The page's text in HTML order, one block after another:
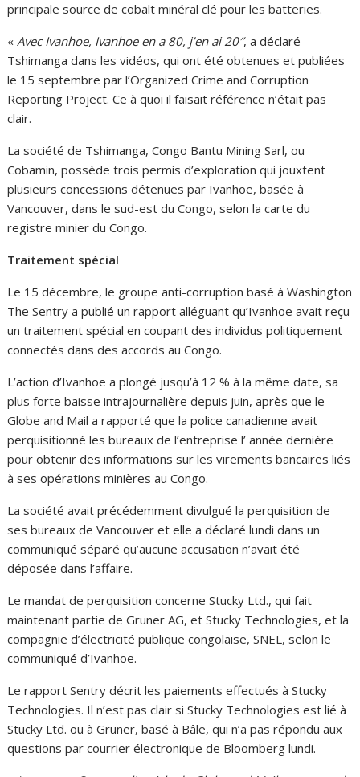
principale source de cobalt minéral clé pour les batteries.
«Avec Ivanhoe, Ivanhoe en a 80, j’en ai 20″, a déclaré
Tshimanga dans les vidéos, qui ont été obtenues et publiées
le 15 septembre par l’Organized Crime and Corruption
Reporting Project. Ce à quoi il faisait référence n’était pas
clair.
La société de Tshimanga, Congo Bantu Mining Sarl, ou
Cobamin, possède trois permis d’exploration qui jouxtent
plusieurs concessions détenues par Ivanhoe, basée à
Vancouver, dans le sud-est du Congo, selon la carte du
registre minier du Congo.
Traitement spécial
Le 15 décembre, le groupe anti-corruption basé à Washington
The Sentry a publié un rapport alléguant qu’Ivanhoe avait reçu
un traitement spécial en coupant des individus politiquement
connectés dans des accords au Congo.
L’action d’Ivanhoe a plongé jusqu’à 12 % à la même date, sa
plus forte baisse intrajournalière depuis juin, après que le
Globe and Mail a rapporté que la police canadienne avait
perquisitionné les bureaux de l’entreprise l’ année dernière
pour obtenir des informations sur les virements bancaires liés
à ses opérations minières au Congo.
La société avait précédemment divulgué la perquisition de
ses bureaux de Vancouver et elle a déclaré lundi dans un
communiqué séparé qu’aucune accusation n’avait été
déposée dans l’affaire.
Le mandat de perquisition concerne Stucky Ltd., qui fait
maintenant partie de Gruner AG, et Stucky Technologies, et la
compagnie d’électricité publique congolaise, SNEL, selon le
communiqué d’Ivanhoe.
Le rapport Sentry décrit les paiements effectués à Stucky
Technologies. Il n’est pas clair si Stucky Technologies est lié à
Stucky Ltd. ou à Gruner, basé à Bâle, qui n’a pas répondu aux
questions par courrier électronique de Bloomberg lundi.